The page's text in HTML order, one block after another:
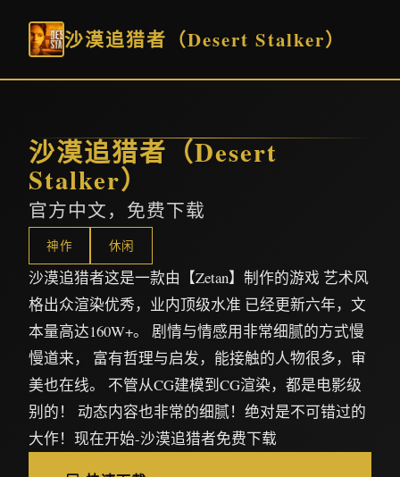
沙漠追猎者（Desert Stalker）
沙漠追猎者（Desert
Stalker）
官方中文，免费下载
神作 休闲
沙漠追猎者这是一款由【Zetan】制作的游戏 艺术风
格出众渲染优秀，业内顶级水准 已经更新六年，文
本量高达160W+。 剧情与情感用非常细腻的方式慢
慢道来， 富有哲理与启发，能接触的人物很多，审
美也在线。 不管从CG建模到CG渲染，都是电影级
别的！ 动态内容也非常的细腻！绝对是不可错过的
大作！现在开始-沙漠追猎者免费下载